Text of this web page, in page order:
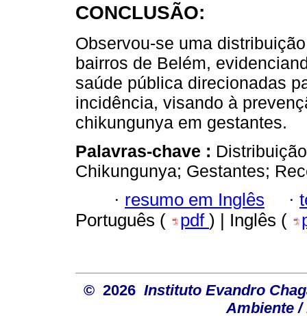
CONCLUSÃO:
Observou-se uma
bairros de Belém,
saúde pública direcionadas
incidência, visando à
chikungunya em gestantes.
Palavras-chave :
Chikungunya; Gestantes;
· resumo em Inglês ·
Português (
pdf ) | Inglês (
© 2026 Instituto Evandro
Ambiente /